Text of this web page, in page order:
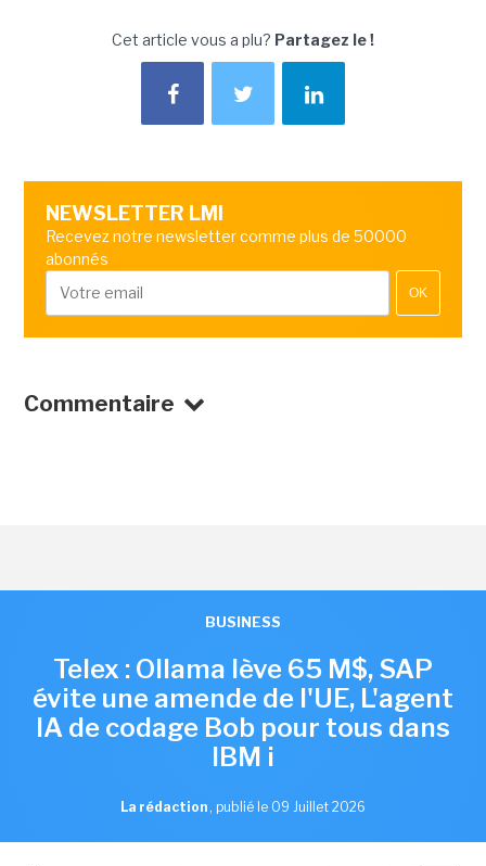
Cet article vous a plu? Partagez le !
NEWSLETTER LMI
Recevez notre newsletter comme plus de 50000
abonnés
OK
Commentaire
BUSINESS
Telex : Ollama lève 65 M$, SAP
évite une amende de l'UE, L'agent
IA de codage Bob pour tous dans
IBM i
La rédaction , publié le 09 Juillet 2026